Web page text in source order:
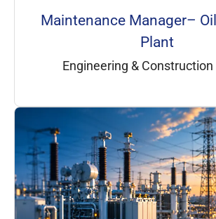
Maintenance Manager–
Plant
Engineering & Construction